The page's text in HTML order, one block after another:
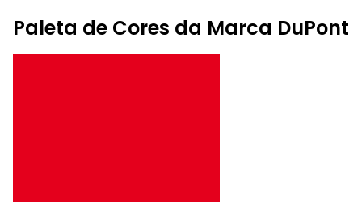
Paleta de Cores da Marca DuPont